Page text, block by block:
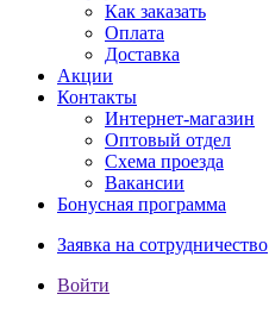
Как заказать
Оплата
Доставка
Акции
Контакты
Интернет-магазин
Оптовый отдел
Схема проезда
Вакансии
Бонусная программа
Заявка на сотрудничество
Войти